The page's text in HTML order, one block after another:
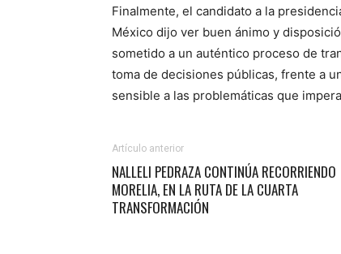
Finalmente, el candidato a la
México dijo ver buen ánimo y
sometido a un auténtico proceso de
toma de decisiones públicas, frente a
sensible a las problemáticas que
Artículo anterior
NALLELI PEDRAZA CONTINÚA RECORRIENDO
MORELIA, EN LA RUTA DE LA CUARTA
TRANSFORMACIÓN